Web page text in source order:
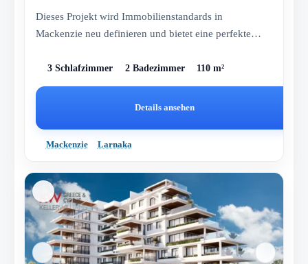
Dieses Projekt wird Immobilienstandards in
Mackenzie neu definieren und bietet eine perfekte
3 Schlafzimmer 2 Badezimmer 110 m²
Details ansehen
Mackenzie Larnaka